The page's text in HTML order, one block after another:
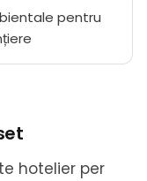
pentru
hotelier per